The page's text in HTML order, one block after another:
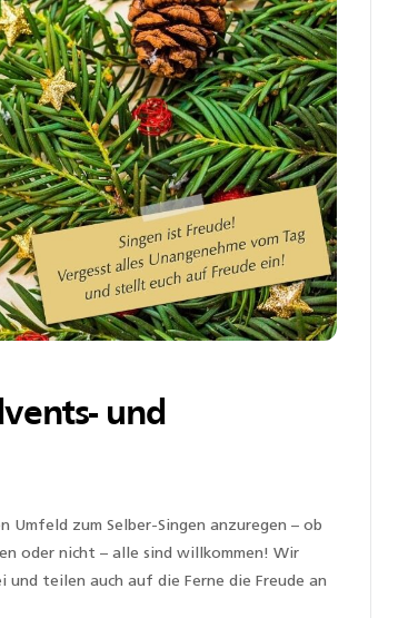
und
Umfeld zum Selber-Singen anzuregen – ob
oder nicht – alle sind willkommen! Wir
und teilen auch auf die Ferne die Freude an